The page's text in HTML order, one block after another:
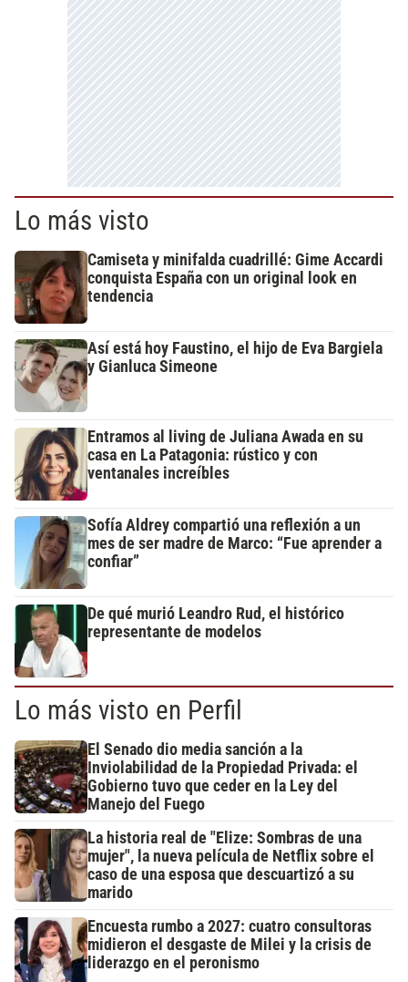
Lo más visto
Camiseta y minifalda cuadrillé: Gime Accardi
conquista España con un original look en
tendencia
Así está hoy Faustino, el hijo de Eva Bargiela
y Gianluca Simeone
Entramos al living de Juliana Awada en su
casa en La Patagonia: rústico y con
ventanales increíbles
Sofía Aldrey compartió una reflexión a un
mes de ser madre de Marco: “Fue aprender a
confiar”
De qué murió Leandro Rud, el histórico
representante de modelos
Lo más visto en Perfil
El Senado dio media sanción a la
Inviolabilidad de la Propiedad Privada: el
Gobierno tuvo que ceder en la Ley del
Manejo del Fuego
La historia real de "Elize: Sombras de una
mujer", la nueva película de Netflix sobre el
caso de una esposa que descuartizó a su
marido
Encuesta rumbo a 2027: cuatro consultoras
midieron el desgaste de Milei y la crisis de
liderazgo en el peronismo